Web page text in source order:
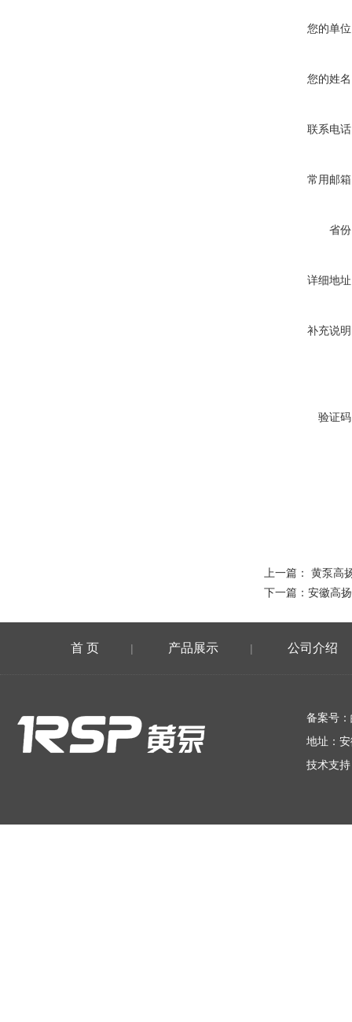
您的单
您的姓
联系电
常用邮
省
详细地
补充说
验证
上一篇： 黄泵高
下一篇： 安徽高
首 页 | 产品展示 | 公司介绍
备案号：
地址：
技术支